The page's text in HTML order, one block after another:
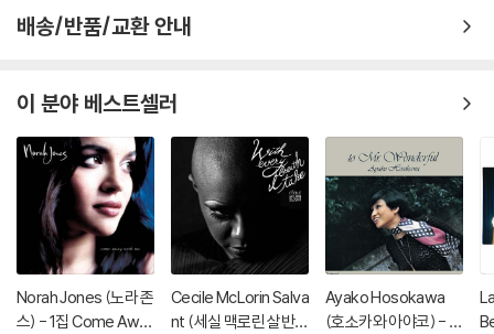
배송/반품/교환 안내
이 분야 베스트셀러
Norah Jones (노라 존
스) - 1집 Come Awa
Cecile McLorin Salva
nt (세실 맥로린 살반
Ayako Hosokawa
(호소카와 아야코) - M